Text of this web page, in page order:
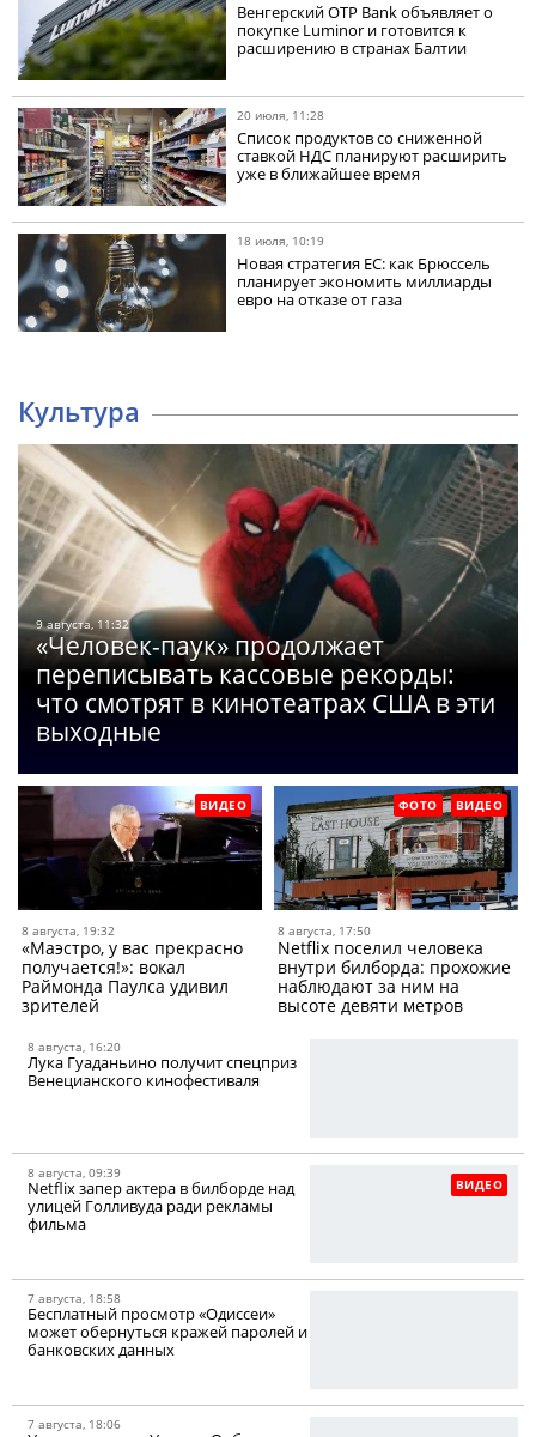
Венгерский OTP Bank объявляет о
покупке Luminor и готовится к
расширению в странах Балтии
20 июля, 11:28
Список продуктов со сниженной
ставкой НДС планируют расширить
уже в ближайшее время
18 июля, 10:19
Новая стратегия ЕС: как Брюссель
планирует экономить миллиарды
евро на отказе от газа
Культура
9 августа, 11:32
«Человек-паук» продолжает
переписывать кассовые рекорды:
что смотрят в кинотеатрах США в эти
выходные
ВИДЕО
8 августа, 19:32
«Маэстро, у вас прекрасно
получается!»: вокал
Раймонда Паулса удивил
зрителей
ФОТО ВИДЕО
8 августа, 17:50
Netflix поселил человека
внутри билборда: прохожие
наблюдают за ним на
высоте девяти метров
8 августа, 16:20
Лука Гуаданьино получит спецприз
Венецианского кинофестиваля
ВИДЕО
8 августа, 09:39
Netflix запер актера в билборде над
улицей Голливуда ради рекламы
фильма
7 августа, 18:58
Бесплатный просмотр «Одиссеи»
может обернуться кражей паролей и
банковских данных
7 августа, 18:06